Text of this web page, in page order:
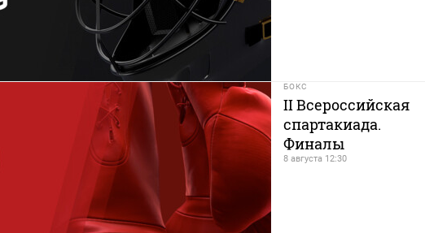
БОКС
II Всероссийская
спартакиада.
Финалы
8 августа 12:30